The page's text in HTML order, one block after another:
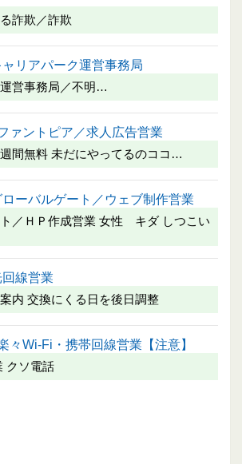
詐欺／詐欺
リアパーク運営事務局
営事務局／不明…
ァントピア／求人広告営業
間無料 未だにやってるのココ…
ーバルゲート／ウェブ制作営業
／ＨＰ作成営業 女性 キダ しつこい
線営業
内 交換にくる日を後日調整
々Wi-Fi・携帯回線営業【注意】
クソ電話